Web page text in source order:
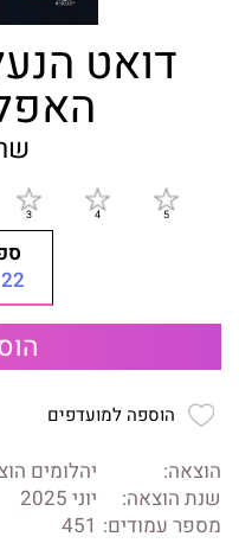
22 ₪
הוספה למועדפים
הוצאה:
יהלומים
שנת הוצאה:
יוני 2025
מספר עמודים: 451